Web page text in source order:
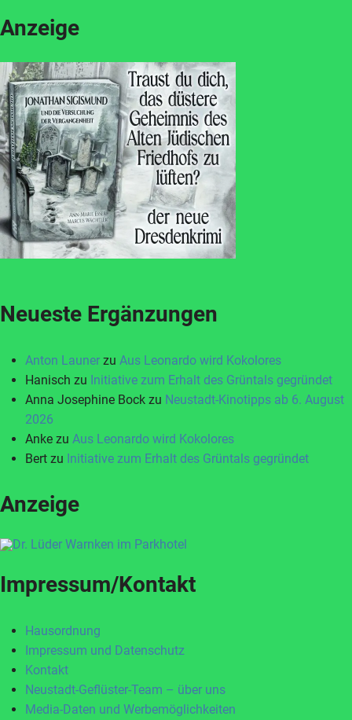
Anzeige
Neueste Ergänzungen
Anton Launer zu Aus Leonardo wird Kokolores
Hanisch zu Initiative zum Erhalt des Grüntals gegründet
Anna Josephine Bock zu Neustadt-Kinotipps ab 6. August
2026
Anke zu Aus Leonardo wird Kokolores
Bert zu Initiative zum Erhalt des Grüntals gegründet
Anzeige
Impressum/Kontakt
Hausordnung
Impressum und Datenschutz
Kontakt
Neustadt-Geflüster-Team – über uns
Media-Daten und Werbemöglichkeiten